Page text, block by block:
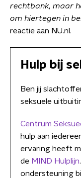
rechtbank, maar
om hiertegen in
reactie aan NU.nl.
Hulp bij
Ben jij
seksuele
Centrum
hulp aan
ervaring heeft
de MIND Hulplijn
ondersteuning